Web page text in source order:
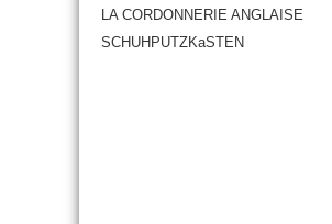
LA CORDONNERIE ANGLAISE
SCHUHPUTZKaSTEN